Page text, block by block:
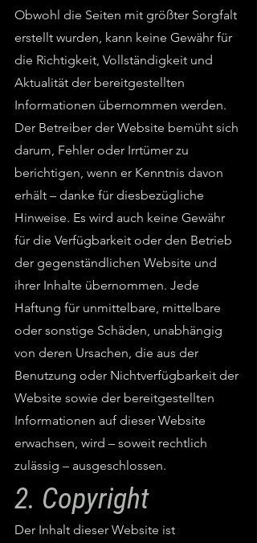
Obwohl die Seiten mit größter Sorgfalt
erstellt wurden, kann keine Gewähr für
die Richtigkeit, Vollständigkeit und
Aktualität der bereitgestellten
Informationen übernommen werden.
Der Betreiber der Website bemüht sich
darum, Fehler oder Irrtümer zu
berichtigen, wenn er Kenntnis davon
erhält – danke für diesbezügliche
Hinweise. Es wird auch keine Gewähr
für die Verfügbarkeit oder den Betrieb
der gegenständlichen Website und
ihrer Inhalte übernommen. Jede
Haftung für unmittelbare, mittelbare
oder sonstige Schäden, unabhängig
von deren Ursachen, die aus der
Benutzung oder Nichtverfügbarkeit der
Website sowie der bereitgestellten
Informationen auf dieser Website
erwachsen, wird – soweit rechtlich
zulässig – ausgeschlossen.
2. Copyright
Der Inhalt dieser Website ist